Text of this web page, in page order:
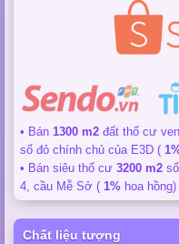
• Bán 1300 m2 đất thổ cư
sổ đỏ chính chủ của E3D (
• Bán siêu thổ cư 3200 m2
4, cầu Mễ Sở ( 1% hoa hồng)
Chất liệu tượng